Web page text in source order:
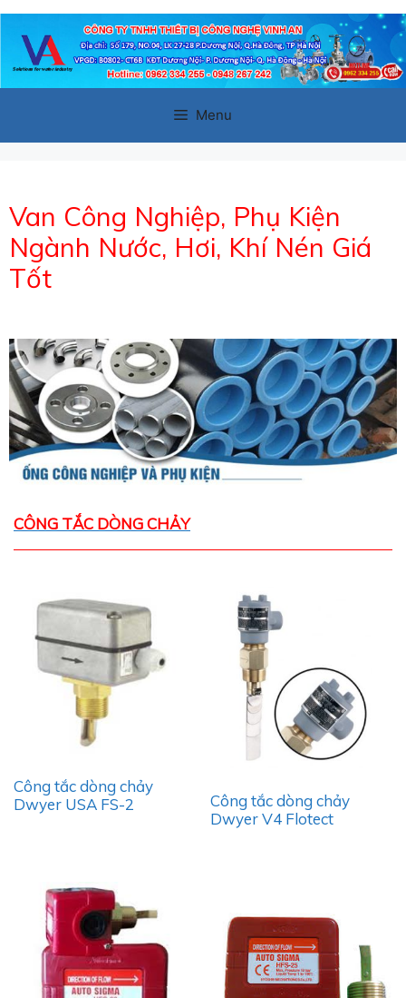
Chuyển
đến
Menu
Van Công Nghiệp, Phụ Kiện
Ngành Nước, Hơi, Khí Nén Giá
Tốt
CÔNG TẮC DÒNG CHẢY
Công tắc dòng chảy
Dwyer USA FS-2
Công tắc dòng chảy
Dwyer V4 Flotect